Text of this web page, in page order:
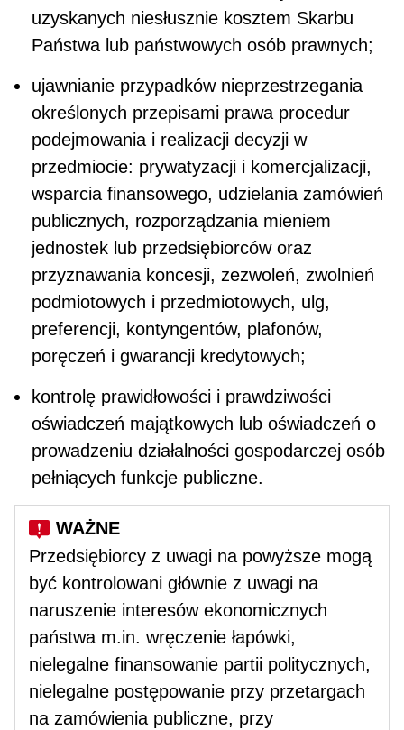
uzyskanych niesłusznie kosztem Skarbu
Państwa lub państwowych osób prawnych;
ujawnianie przypadków nieprzestrzegania
określonych przepisami prawa procedur
podejmowania i realizacji decyzji w
przedmiocie: prywatyzacji i komercjalizacji,
wsparcia finansowego, udzielania zamówień
publicznych, rozporządzania mieniem
jednostek lub przedsiębiorców oraz
przyznawania koncesji, zezwoleń, zwolnień
podmiotowych i przedmiotowych, ulg,
preferencji, kontyngentów, plafonów,
poręczeń i gwarancji kredytowych;
kontrolę prawidłowości i prawdziwości
oświadczeń majątkowych lub oświadczeń o
prowadzeniu działalności gospodarczej osób
pełniących funkcje publiczne.
Przedsiębiorcy z uwagi na powyższe mogą
być kontrolowani głównie z uwagi na
naruszenie interesów ekonomicznych
państwa m.in. wręczenie łapówki,
nielegalne finansowanie partii politycznych,
nielegalne postępowanie przy przetargach
na zamówienia publiczne, przy